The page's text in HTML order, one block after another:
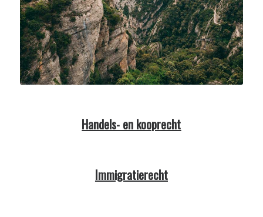
Handels- en kooprecht
Immigratierecht